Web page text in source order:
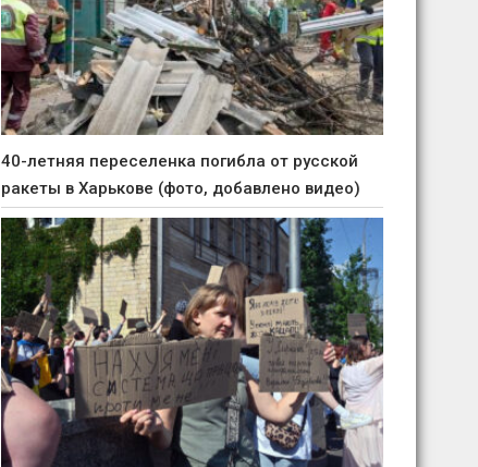
40-летняя переселенка погибла от русской
ракеты в Харькове (фото, добавлено видео)